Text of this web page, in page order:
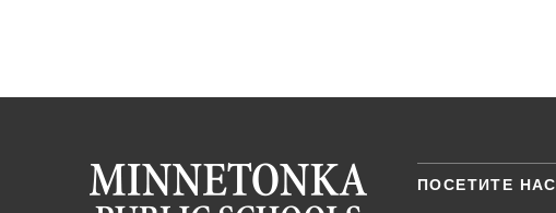
ПОСЕТИТЕ НАС